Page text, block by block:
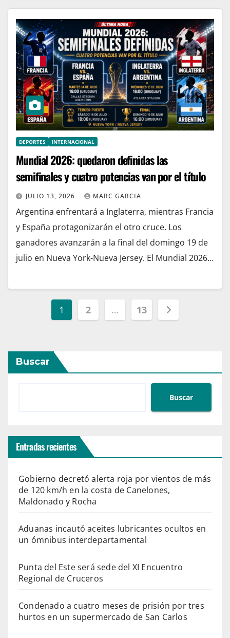
DEPORTES INTERNACIONAL
Mundial 2026: quedaron definidas las
semifinales y cuatro potencias van por el título
JULIO 13, 2026 MARC GARCIA
Argentina enfrentará a Inglaterra, mientras Francia
y España protagonizarán el otro cruce. Los
ganadores avanzarán a la final del domingo 19 de
julio en Nueva York-Nueva Jersey. El Mundial 2026…
Paginación
entradas
1 2 … 13
Buscar
Buscar
Entradas recientes
Gobierno decretó alerta roja por vientos de más
de 120 km/h en la costa de Canelones,
Maldonado y Rocha
Aduanas incautó aceites lubricantes ocultos en
un ómnibus interdepartamental
Punta del Este será sede del XI Encuentro
Regional de Cruceros
Condenado a cuatro meses de prisión por tres
hurtos en un supermercado de San Carlos